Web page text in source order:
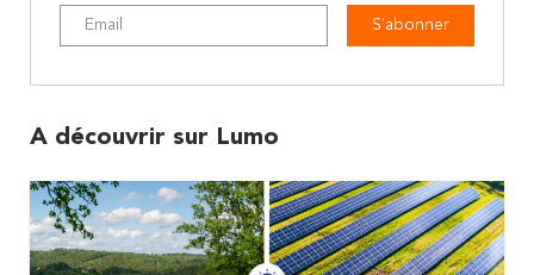
S'abonner
A découvrir sur Lumo